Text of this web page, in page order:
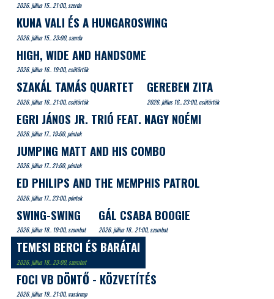
2026. július 15.. 21:00, szerda
KUNA VALI ÉS A HUNGAROSWING
2026. július 15.. 23:00, szerda
HIGH, WIDE AND HANDSOME
2026. július 16.. 19:00, csütörtök
SZAKÁL TAMÁS QUARTET
2026. július 16.. 21:00, csütörtök
GEREBEN ZITA
2026. július 16.. 23:00, csütörtök
EGRI JÁNOS JR. TRIÓ FEAT. NAGY NOÉMI
2026. július 17.. 19:00, péntek
JUMPING MATT AND HIS COMBO
2026. július 17.. 21:00, péntek
ED PHILIPS AND THE MEMPHIS PATROL
2026. július 17.. 23:00, péntek
SWING-SWING
2026. július 18.. 19:00, szombat
GÁL CSABA BOOGIE
2026. július 18.. 21:00, szombat
TEMESI BERCI ÉS BARÁTAI
2026. július 18.. 23:00, szombat
FOCI VB DÖNTŐ - KÖZVETÍTÉS
2026. július 19.. 21:00, vasárnap